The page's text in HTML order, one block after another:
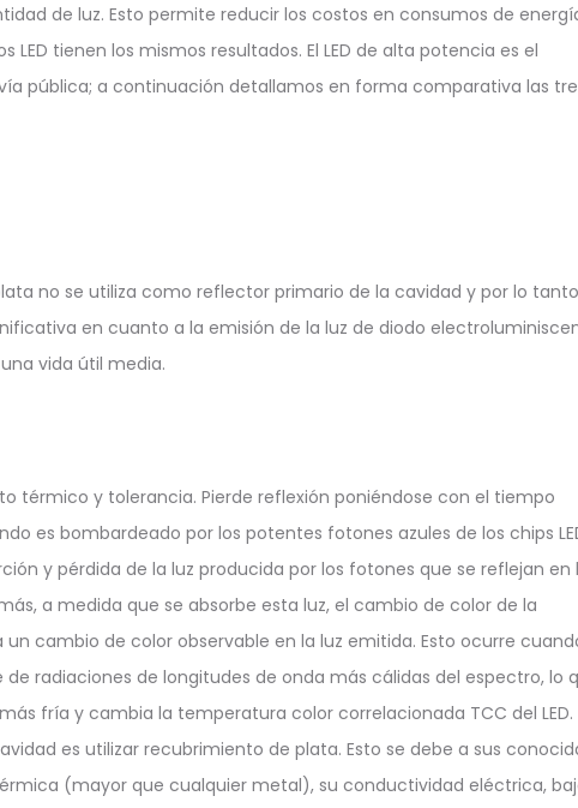
de luz. Esto permite reducir los costos en consumos de
tienen los mismos resultados. El LED de alta potencia es el
pública; a continuación detallamos en forma comparativa las
no se utiliza como reflector primario de la cavidad y por lo
en cuanto a la emisión de la luz de diodo
vida útil media.
térmico y tolerancia. Pierde reflexión poniéndose con el tiempo
es bombardeado por los potentes fotones azules de los chips
y pérdida de la luz producida por los fotones que se reflejan en
a medida que se absorbe esta luz, el cambio de color de la
cambio de color observable en la luz emitida. Esto ocurre
de radiaciones de longitudes de onda más cálidas del espectro, lo
fría y cambia la temperatura color correlacionada TCC del LED.
es utilizar recubrimiento de plata. Esto se debe a sus
(mayor que cualquier metal), su conductividad eléctrica,